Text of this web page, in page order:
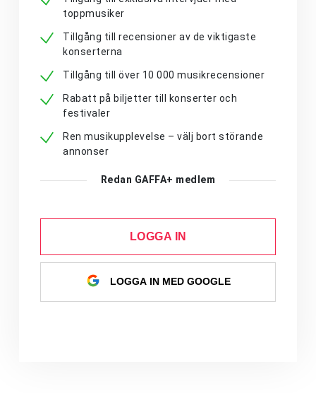
toppmusiker
Tillgång till recensioner av de viktigaste
konserterna
Tillgång till över 10 000 musikrecensioner
Rabatt på biljetter till konserter och
festivaler
Ren musikupplevelse – välj bort störande
annonser
Redan GAFFA+ medlem
LOGGA IN
LOGGA IN MED GOOGLE